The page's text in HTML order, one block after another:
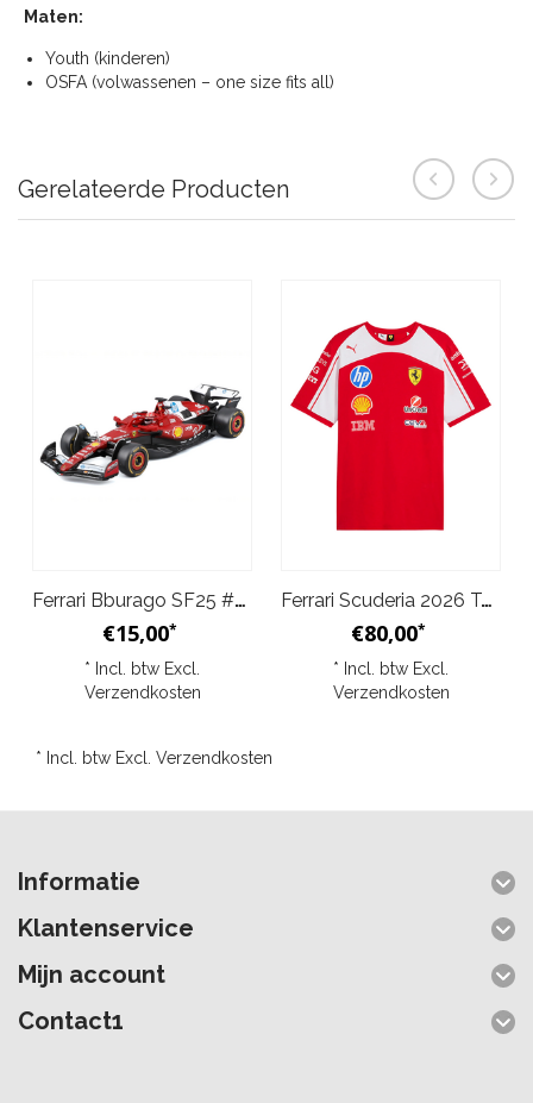
Maten:
Youth (kinderen)
OSFA (volwassenen – one size fits all)
Gerelateerde Producten
Ferrari Bburago SF25 #16 Charles Leclerc Modelauto
€15,00*
* Incl. btw Excl.
Verzendkosten
Ferrari Scuderia 2026 Team T-Shirt – Rood
€80,00*
* Incl. btw Excl.
Verzendkosten
* Incl. btw Excl. Verzendkosten
Informatie
Klantenservice
Mijn account
Contact1